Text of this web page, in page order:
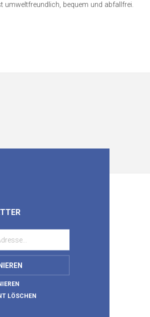
umweltfreundlich, bequem und abfallfrei.
LÖSCHEN